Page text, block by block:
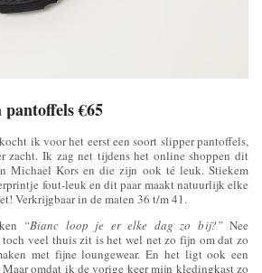
€65
ik voor het eerst een soort slipper pantoffels,
zacht. Ik zag net tijdens het online shoppen dit
Michael Kors en die zijn ook té leuk. Stiekem
fout-leuk en dit paar maakt natuurlijk elke
Verkrijgbaar in de maten 36 t/m 41.
“Bianc loop je er elke dag zo bij?”Nee
veel thuis zit is het wel net zo fijn om dat zo
met fijne loungewear. En het ligt ook een
omdat ik de vorige keer mijn kledingkast zo